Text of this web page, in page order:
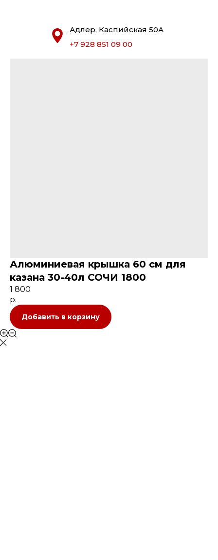
Адлер, Каспийская 50А
+7 928 851 09 00
Алюминиевая крышка 60 см для
казана 30-40л СОЧИ 1800
1 800
р.
Добавить в корзину